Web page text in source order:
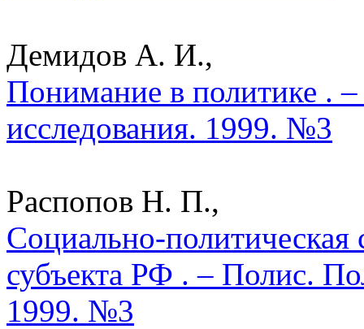
Демидов А. И.,
Понимание в политике .
исследования. 1999. №3
Распопов Н. П.,
Социально-политическая
субъекта РФ . – Полис.
1999. №3